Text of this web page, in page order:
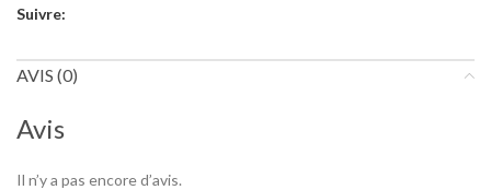
Suivre:
AVIS (0)
Avis
Il n’y a pas encore d’avis.